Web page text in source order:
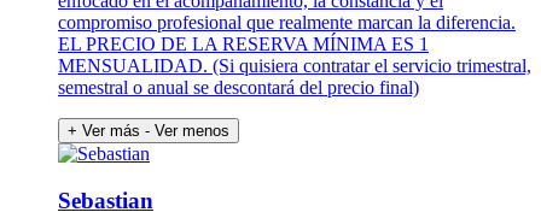
compromiso profesional que realmente marcan la diferencia.
EL PRECIO DE LA RESERVA MÍNIMA ES 1
MENSUALIDAD. (Si quisiera contratar el servicio trimestral,
semestral o anual se descontará del precio final)
+ Ver más - Ver menos
Sebastian